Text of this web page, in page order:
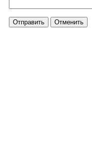
Отправить Отменить